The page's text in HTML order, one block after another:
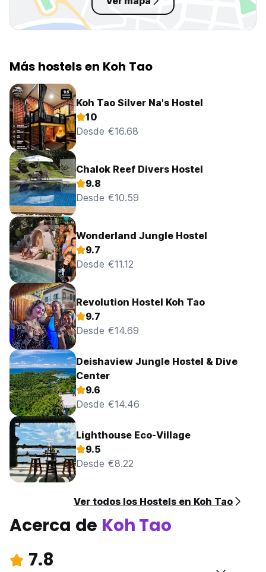
Más hostels en Koh Tao
Koh Tao Silver Na's Hostel
10
Desde €16.68
Chalok Reef Divers Hostel
9.8
Desde €10.59
Wonderland Jungle Hostel
9.7
Desde €11.12
Revolution Hostel Koh Tao
9.7
Desde €14.69
Deishaview Jungle Hostel & Dive
Center
9.6
Desde €14.46
Lighthouse Eco-Village
9.5
Desde €8.22
Ver todos los Hostels en Koh Tao
Acerca de Koh Tao
7.8